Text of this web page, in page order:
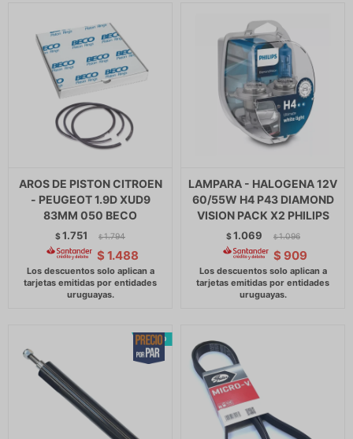
AROS DE PISTON CITROEN
- PEUGEOT 1.9D XUD9
83MM 050 BECO
$1.751 $ 1.794
$ 1.488
LAMPARA - HALOGENA 12V
60/55W H4 P43 DIAMOND
VISION PACK X2 PHILIPS
$1.069 $ 1.096
$ 909